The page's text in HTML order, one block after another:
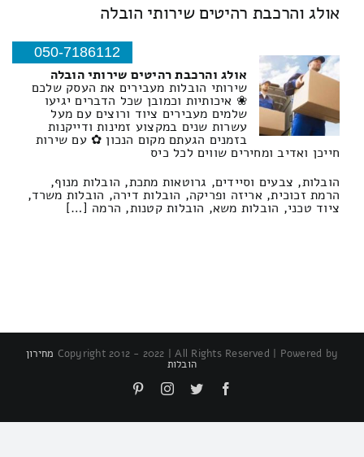
אולג והרכבת רהיטים שירותי הובלה
050-7186112
אולג והרכבת רהיטים שירותי הובלה
שירותי הובלות מעבירים את העסק שלכם
❀ איכותיות וכמובן שכל הדברים יגיעו
שלמים מעבירים ציוד ורוצים עם מעל
עשרות שנים במקצוע זמינות ודייקנות
בזמנים הגעתם מקום הנכון ✿ עם שירות
חייכן ואדיב ומחירים שווים לכל כיס
הובלות, צבעים וסיידים, גרוטאות מתכת, הובלות מנוף,
הרמת זכוכית, אריזה ופריקה, הובלות דירה, הובלות משרד,
ציוד טכני, הובלות משא, הובלות קטנות, הרמה […]
Copyright 2012 - 2022 | All Rights Reserved | Powered by מחירון
הובלות
Facebook
Twitter
Instagram